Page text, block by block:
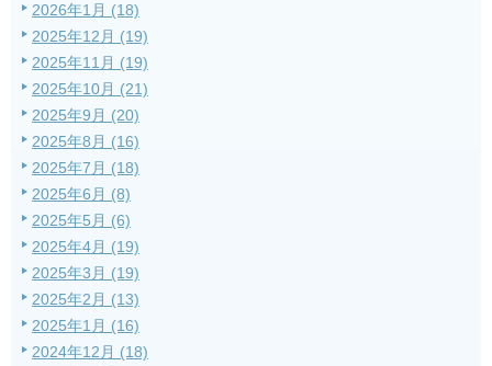
2026年1月 (18)
2025年12月 (19)
2025年11月 (19)
2025年10月 (21)
2025年9月 (20)
2025年8月 (16)
2025年7月 (18)
2025年6月 (8)
2025年5月 (6)
2025年4月 (19)
2025年3月 (19)
2025年2月 (13)
2025年1月 (16)
2024年12月 (18)